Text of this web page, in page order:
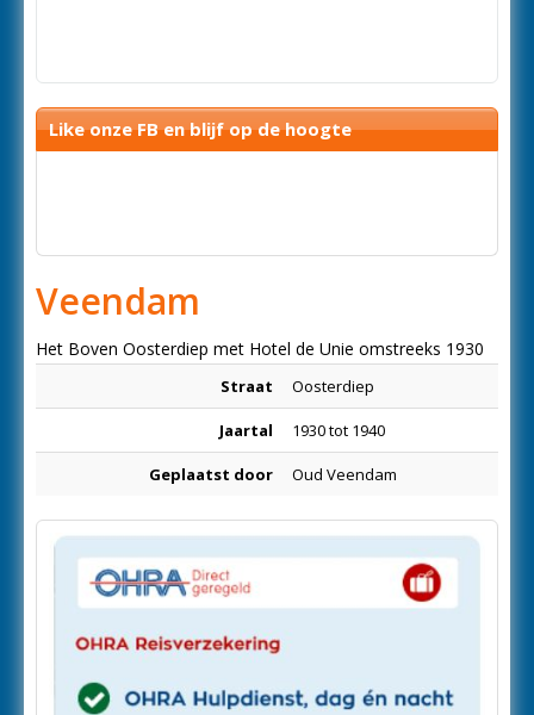
Like onze FB en blijf op de hoogte
Veendam
Het Boven Oosterdiep met Hotel de Unie omstreeks 1930
Straat Oosterdiep
Jaartal 1930 tot 1940
Geplaatst door Oud Veendam